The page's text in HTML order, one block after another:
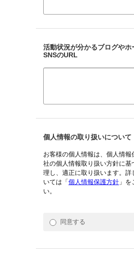
活動状況が分かるブログやホ
SNSのURL
個人情報の取り扱いについて
お客様の個人情報は、個人情報
社の個人情報取り扱い方針に基
理し、適正に取り扱います。詳
いては「 個人情報保護方針 」を
い。
同意する